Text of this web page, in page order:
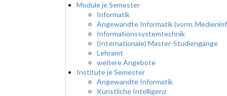
Module je Semester
Informatik
Angewandte Informatik (vorm.
Informationssystemtechnik
(Internationale) Master-Studiengänge
Lehramt
weitere Angebote
Institute je Semester
Angewandte Informatik
Künstliche Intelligenz